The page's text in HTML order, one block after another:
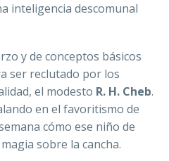
inteligencia descomunal
y de conceptos básicos
ser reclutado por los
el modesto R. H. Cheb.
en el favoritismo de
cómo ese niño de
sobre la cancha.